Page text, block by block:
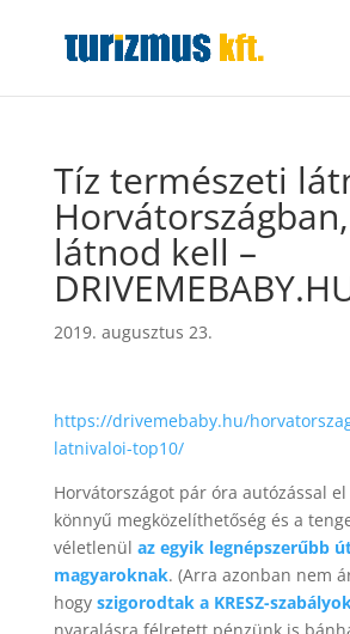
Tíz természeti
látnod kell –
2019. augusztus 23.
https://drivemebaby.hu/
latnivaloi-top10/
Horvátországot pár óra autózással
könnyű megközelíthetőség és a
véletlenül az egyik legnépszerűbb
magyaroknak. (Arra azonban nem
hogy szigorodtak a KRESZ-